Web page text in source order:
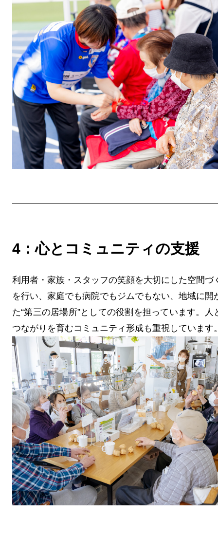
4：心とコミュニティの支援
利用者・家族・スタッフの笑顔を大切にした空間づ
を行い、家庭でも病院でもジムでもない、地域に開
た“第三の居場所”としての役割を担っています。人
つながりを育むコミュニティ形成も重視しています